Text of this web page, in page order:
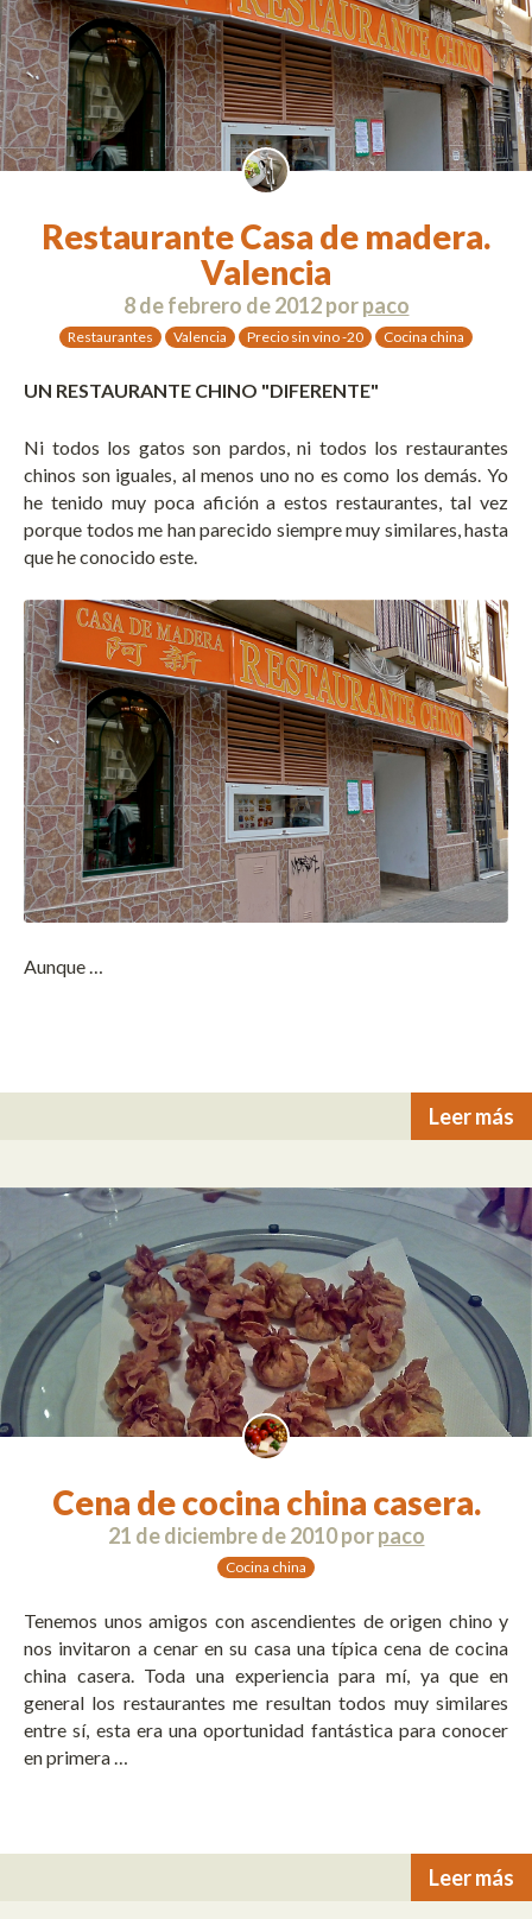
Restaurante Casa de madera.
Valencia
8 de febrero de 2012porpaco
Restaurantes Valencia Precio sin vino -20 Cocina china
UN RESTAURANTE CHINO "DIFERENTE"
Ni todos los gatos son pardos, ni todos los restaurantes
chinos son iguales, al menos uno no es como los demás. Yo
he tenido muy poca afición a estos restaurantes, tal vez
porque todos me han parecido siempre muy similares, hasta
que he conocido este.
Aunque …
Leer más
Cena de cocina china casera.
21 de diciembre de 2010porpaco
Cocina china
Tenemos unos amigos con ascendientes de origen chino y
nos invitaron a cenar en su casa una típica cena de cocina
china casera. Toda una experiencia para mí, ya que en
general los restaurantes me resultan todos muy similares
entre sí, esta era una oportunidad fantástica para conocer
en primera …
Leer más